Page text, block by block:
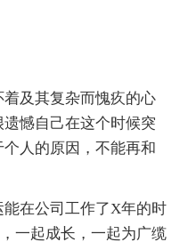
及其复杂而愧疚的心
憾自己在这个时候突
人的原因，不能再和
在公司工作了X年的时
一起成长，一起为广缆